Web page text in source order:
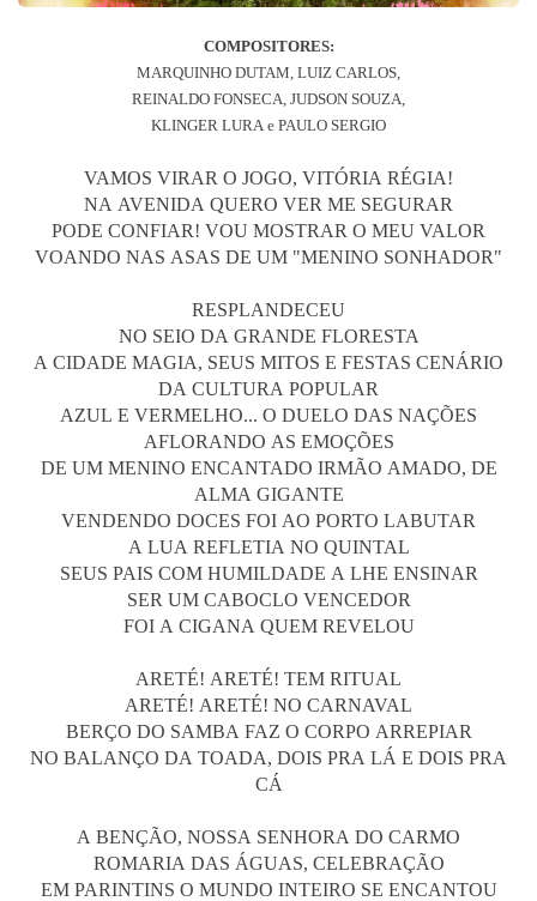
COMPOSITORES:
MARQUINHO DUTAM, LUIZ CARLOS,
REINALDO FONSECA, JUDSON SOUZA,
KLINGER LURA e PAULO SERGIO
VAMOS VIRAR O JOGO, VITÓRIA RÉGIA!
NA AVENIDA QUERO VER ME SEGURAR
PODE CONFIAR! VOU MOSTRAR O MEU VALOR
VOANDO NAS ASAS DE UM "MENINO SONHADOR"
RESPLANDECEU
NO SEIO DA GRANDE FLORESTA
A CIDADE MAGIA, SEUS MITOS E FESTAS CENÁRIO
DA CULTURA POPULAR
AZUL E VERMELHO... O DUELO DAS NAÇÕES
AFLORANDO AS EMOÇÕES
DE UM MENINO ENCANTADO IRMÃO AMADO, DE
ALMA GIGANTE
VENDENDO DOCES FOI AO PORTO LABUTAR
A LUA REFLETIA NO QUINTAL
SEUS PAIS COM HUMILDADE A LHE ENSINAR
SER UM CABOCLO VENCEDOR
FOI A CIGANA QUEM REVELOU
ARETÉ! ARETÉ! TEM RITUAL
ARETÉ! ARETÉ! NO CARNAVAL
BERÇO DO SAMBA FAZ O CORPO ARREPIAR
NO BALANÇO DA TOADA, DOIS PRA LÁ E DOIS PRA
CÁ
A BENÇÃO, NOSSA SENHORA DO CARMO
ROMARIA DAS ÁGUAS, CELEBRAÇÃO
EM PARINTINS O MUNDO INTEIRO SE ENCANTOU